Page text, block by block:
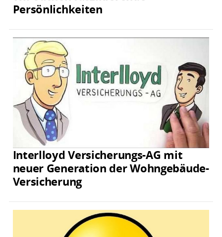
Persönlichkeiten
Interlloyd Versicherungs-AG mit
neuer Generation der Wohngebäude-
Versicherung